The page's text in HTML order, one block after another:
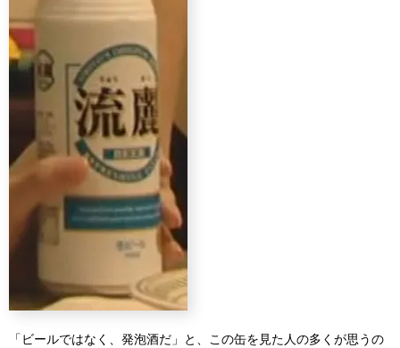
「ビールではなく、発泡酒だ」と、この缶を見た人の多くが思うの